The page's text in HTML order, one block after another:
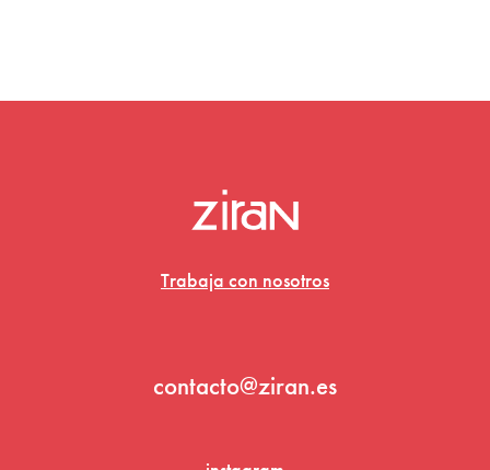
Trabaja con nosotros
contacto@ziran.es